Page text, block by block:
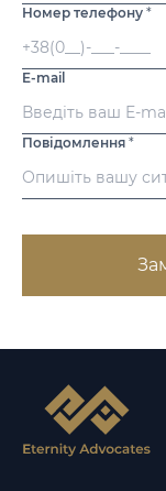
Номер телефону *
E-mail
Повідомлення *